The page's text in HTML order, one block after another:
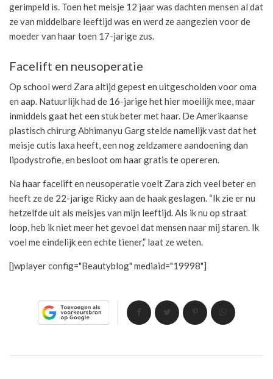
gerimpeld is. Toen het meisje 12 jaar was dachten mensen al dat
ze van middelbare leeftijd was en werd ze aangezien voor de
moeder van haar toen 17-jarige zus.
Facelift en neusoperatie
Op school werd Zara altijd gepest en uitgescholden voor oma
en aap. Natuurlijk had de 16-jarige het hier moeilijk mee, maar
inmiddels gaat het een stuk beter met haar. De Amerikaanse
plastisch chirurg Abhimanyu Garg stelde namelijk vast dat het
meisje cutis laxa heeft, een nog zeldzamere aandoening dan
lipodystrofie, en besloot om haar gratis te opereren.
Na haar facelift en neusoperatie voelt Zara zich veel beter en
heeft ze de 22-jarige Ricky aan de haak geslagen. “Ik zie er nu
hetzelfde uit als meisjes van mijn leeftijd. Als ik nu op straat
loop, heb ik niet meer het gevoel dat mensen naar mij staren. Ik
voel me eindelijk een echte tiener,” laat ze weten.
[jwplayer config="Beautyblog" mediaid="19998"]